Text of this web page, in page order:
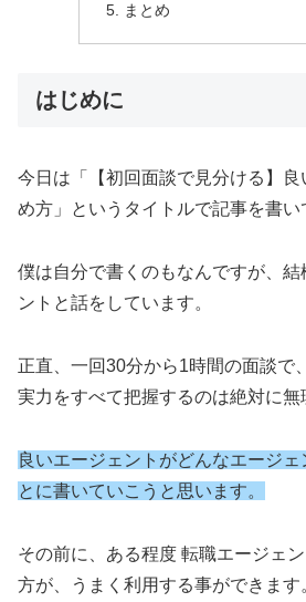
まとめ
はじめに
今日は「【初回面談で見分ける】
め方」というタイトルで記事を書い
僕は自分で書くのもなんですが、結
ントと話をしています。
正直、一回30分から1時間の面談で
実力をすべて把握するのは絶対に無
良いエージェントがどんなエージ
とに書いていこうと思います。
その前に、ある程度 転職エージェ
方が、うまく利用する事ができます